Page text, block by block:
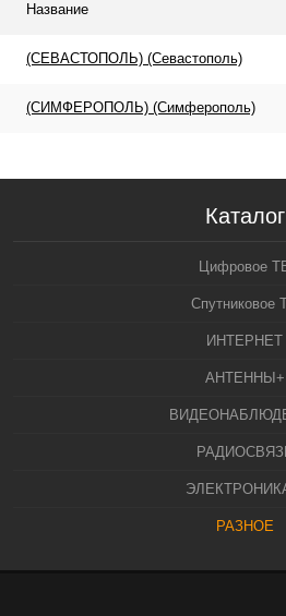
Название
(СЕВАСТОПОЛЬ) (Севастополь)
(СИМФЕРОПОЛЬ) (Симферополь)
Каталог
Цифровое
Спутниковое
ИНТЕРНЕТ
АНТЕННЫ+
РАЗНОЕ